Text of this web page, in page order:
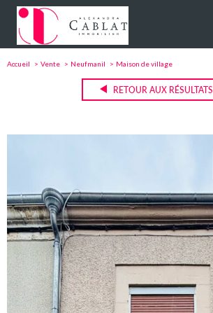
Accueil Vente Neufmanil Maison de village
RETOUR AUX RÉSULTATS